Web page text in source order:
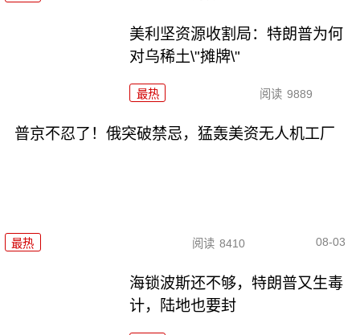
美利坚资源收割局：特朗普为何
对乌稀土\"摊牌\"
最热 阅读 9889
普京不忍了！俄突破禁忌，猛轰美资无人机工厂
最热 阅读 8410 08-03
海锁波斯还不够，特朗普又生毒
计，陆地也要封